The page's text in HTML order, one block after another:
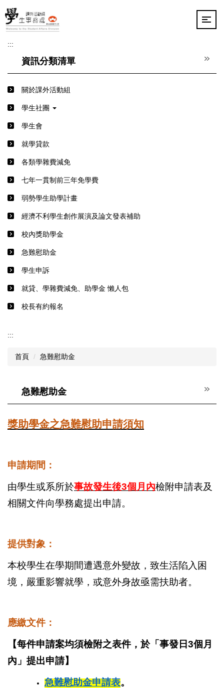
跳
到
主
內
:::
資訊分類清單
關於課外活動組
學生社團
學生會
就學貸款
各類學雜費減免
七年一貫制前三年免學費
弱勢學生助學計畫
經濟不利學生創作展演及論文發表補助
校內獎助學金
急難慰助金
學生申訴
就貸、學雜費減免、助學金 懶人包
校長有約報名
:::
首頁 急難慰助金
急難慰助金
獎助學金之急難慰助申請須知
申請期間：
由學生或系所於事故發生後3個月內檢附申請表及
相關文件向學務處提出申請。
提供對象：
本校學生在學期間遭遇意外變故，致生活陷入困
境，嚴重影響就學，或意外身故亟需扶助者。
應繳文件：
【每件申請案均須檢附之表件，於「事發日3個月
內」提出申請】
急難慰助金申請表。